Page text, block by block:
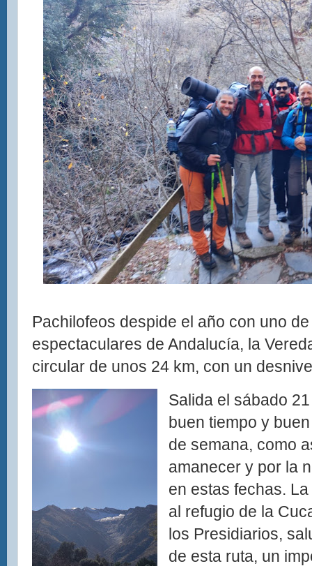
Pachilofeos despide el año con uno
espectaculares de Andalucía, la
circular de unos 24 km, con un
Salida el sábado
buen tiempo y
de semana, como
amanecer y por la
en estas fechas.
al refugio de la
los Presidiarios,
de esta ruta, un